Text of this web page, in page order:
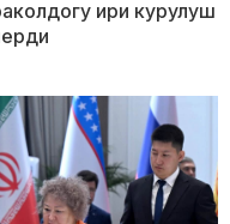
ири курулуш